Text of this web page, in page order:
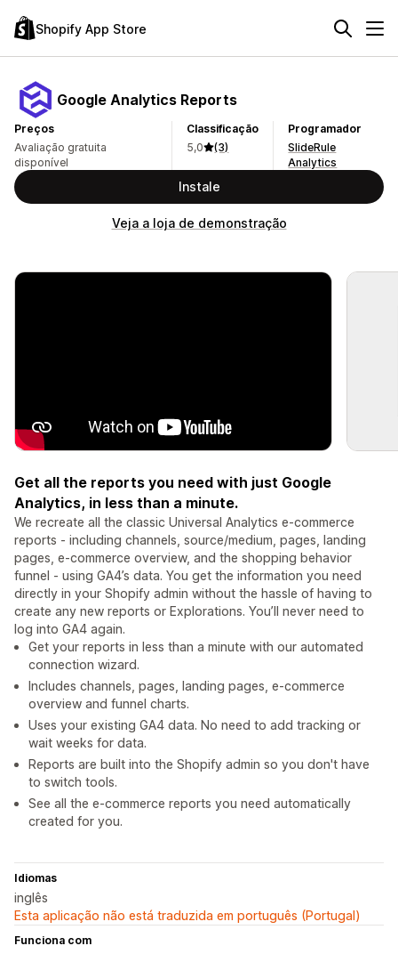
Shopify App Store
Google Analytics Reports
Preços
Avaliação gratuita
disponível
Classificação
5,0
(3)
Programador
SlideRule
Analytics
Instale
Veja a loja de demonstração
Get all the reports you need with just Google
Analytics, in less than a minute.
We recreate all the classic Universal Analytics e-commerce
reports - including channels, source/medium, pages, landing
pages, e-commerce overview, and the shopping behavior
funnel - using GA4’s data. You get the information you need
directly in your Shopify admin without the hassle of having to
create any new reports or Explorations. You’ll never need to
log into GA4 again.
Get your reports in less than a minute with our automated
connection wizard.
Includes channels, pages, landing pages, e-commerce
overview and funnel charts.
Uses your existing GA4 data. No need to add tracking or
wait weeks for data.
Reports are built into the Shopify admin so you don't have
to switch tools.
See all the e-commerce reports you need automatically
created for you.
Idiomas
inglês
Esta aplicação não está traduzida em português (Portugal)
Funciona com